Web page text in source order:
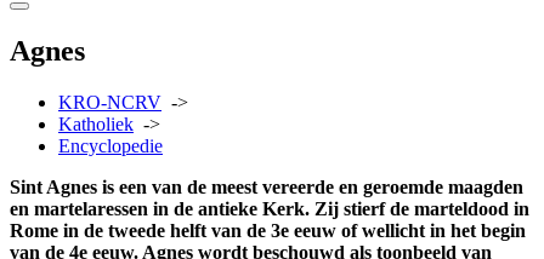
Agnes
KRO-NCRV ->
Katholiek ->
Encyclopedie
Sint Agnes is een van de meest vereerde en geroemde maagden
en martelaressen in de antieke Kerk. Zij stierf de marteldood in
Rome in de tweede helft van de 3e eeuw of wellicht in het begin
van de 4e eeuw. Agnes wordt beschouwd als toonbeeld van